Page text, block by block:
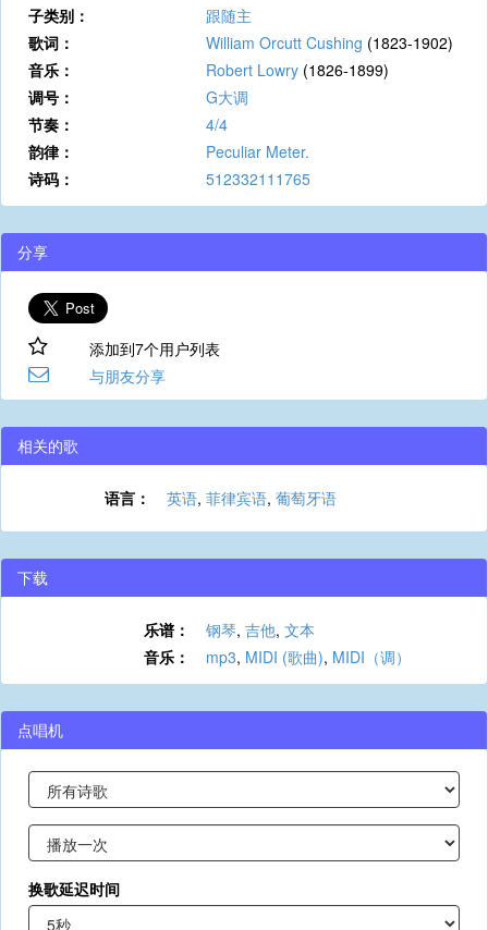
子类别：
跟随主
歌词：
William Orcutt Cushing (1823-1902)
音乐：
Robert Lowry (1826-1899)
调号：
G大调
节奏：
4/4
韵律：
Peculiar Meter.
诗码：
512332111765
分享
添加到7个用户列表
与朋友分享
相关的歌
语言： 英语, 菲律宾语, 葡萄牙语
下载
乐谱： 钢琴, 吉他, 文本
音乐：
mp3, MIDI (歌曲), MIDI（调）
点唱机
换歌延迟时间